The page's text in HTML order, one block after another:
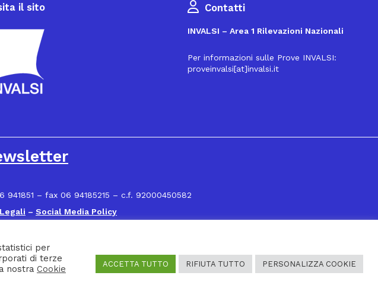
il sito Contatti
INVALSI – Area 1 Rilevazioni Nazionali
Per informazioni sulle Prove INVALSI:
proveinvalsi[at]invalsi.it
– fax 06 94185215 – c.f. 92000450582
– Social Media Policy
per
di terze
nostra Cookie
ACCETTA TUTTO RIFIUTA TUTTO PERSONALIZZA COOKIE